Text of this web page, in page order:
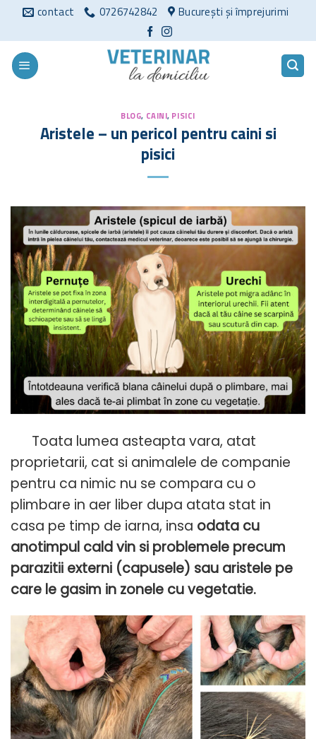
conținut
contact 0726742842 București și împrejurimi
BLOG, CAINI, PISICI
Aristele – un pericol pentru caini si
pisici
Toata lumea asteapta vara, atat
proprietarii, cat si animalele de companie
pentru ca nimic nu se compara cu o
plimbare in aer liber dupa atata stat in
casa pe timp de iarna, insa odata cu
anotimpul cald vin si problemele precum
parazitii externi (capusele) sau aristele pe
care le gasim in zonele cu vegetatie.